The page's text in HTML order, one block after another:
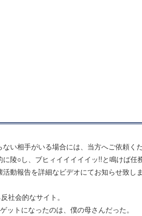
ない相手がいる場合には、当方へご依頼く
陵○し、ブヒィイイイイイッ!!と鳴けば任
動報告を詳細なビデオにてお知らせ致し
社会的なサイト。
ットになったのは、僕の母さんだった。